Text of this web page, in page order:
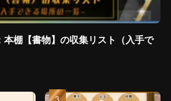
本棚【書物】の収集リスト（入手で